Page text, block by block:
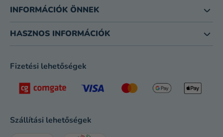
INFORMÁCIÓK ÖNNEK
HASZNOS INFORMÁCIÓK
Fizetési lehetőségek
Szállítási lehetőségek